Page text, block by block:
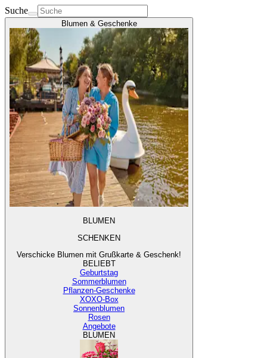
Suche
Blumen & Geschenke
BLUMEN
SCHENKEN
Verschicke Blumen mit Grußkarte & Geschenk!
BELIEBT
Geburtstag
Sommerblumen
Pflanzen-Geschenke
XOXO-Box
Sonnenblumen
Rosen
Angebote
BLUMEN